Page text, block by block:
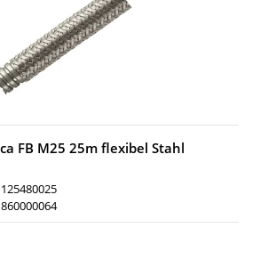
FB M25 25m flexibel Stahl
125480025
860000064